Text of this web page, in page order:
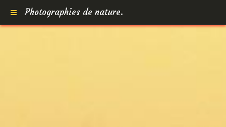
Photographies de nature.